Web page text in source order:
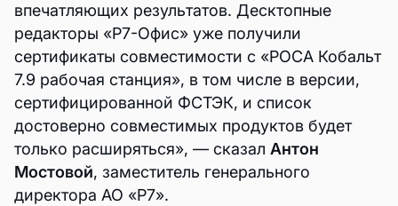
впечатляющих результатов. Десктопные
редакторы «Р7-Офис» уже получили
сертификаты совместимости с «РОСА Кобальт
7.9 рабочая станция», в том числе в версии,
сертифицированной ФСТЭК, и список
достоверно совместимых продуктов будет
только расширяться», — сказал Антон
Мостовой, заместитель генерального
директора АО «Р7».